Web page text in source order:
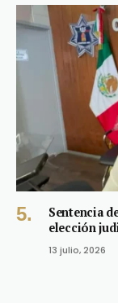
Sentencia
elección
13 julio, 2026